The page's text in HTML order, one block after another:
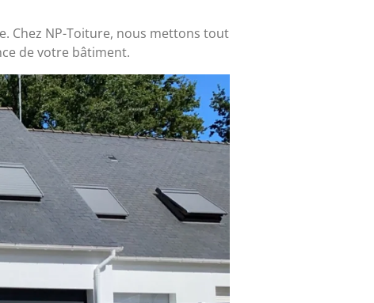
Chez NP-Toiture, nous mettons tout
de votre bâtiment.